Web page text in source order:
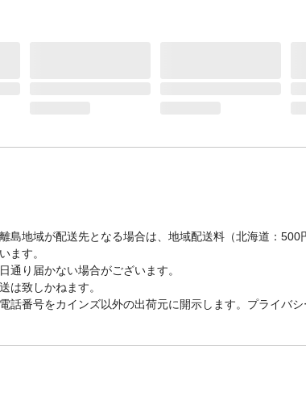
島地域が配送先となる場合は、地域配送料（北海道：
ます。
通り届かない場合がございます。
は致しかねます。
話番号をカインズ以外の出荷元に開示します。プライバ